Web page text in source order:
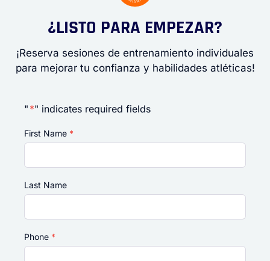
¿LISTO PARA EMPEZAR?
¡Reserva sesiones de entrenamiento individuales
para mejorar tu confianza y habilidades atléticas!
" *" indicates required fields
First Name *
Last Name
Phone *